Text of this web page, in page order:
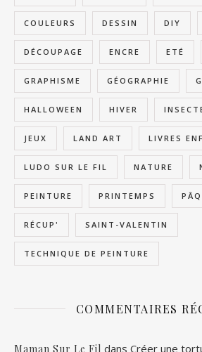
COULEURS DESSIN DIY
DÉCOUPAGE ENCRE ETÉ
GRAPHISME GÉOGRAPHIE
HALLOWEEN HIVER
JEUX LAND ART LIVRES
LUDO SUR LE FIL NATURE
PEINTURE PRINTEMPS
RÉCUP' SAINT-VALENTIN
TECHNIQUE DE PEINTURE
COMMENTAIRES
Maman Sur Le Fil dans Créer une